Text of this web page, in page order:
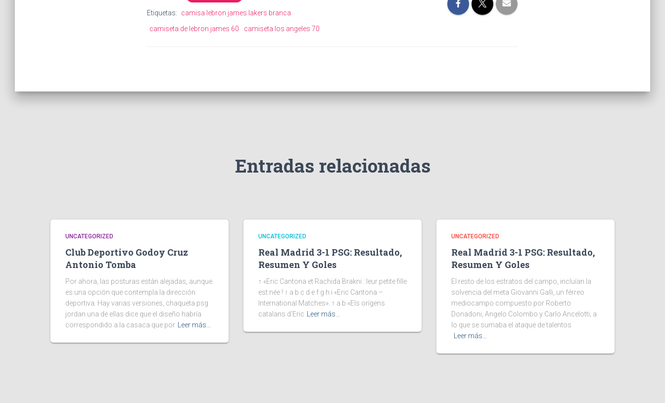
Etiquetas:
camisa lebron james lakers branca
camiseta de lebron james 60
camiseta los angeles 70
Entradas relacionadas
UNCATEGORIZED
Club Deportivo Godoy Cruz
Antonio Tomba
Por ahora, las posturas están alejadas, aunque
es una opción que contempla la dirección
deportiva. Hay varias versiones, chaqueta psg
jordan una de ellas dice que el diseño habría
correspondido a la casaca que por
Leer más…
UNCATEGORIZED
Real Madrid 3-1 PSG: Resultado,
Resumen Y Goles
↑ «Eric Cantona et Rachida Brakni : leur petite fille
est née ! ↑ a b c d e f g h i «Eric Cantona –
International Matches». ↑ a b «Els orígens
catalans d’Eric
Leer más…
UNCATEGORIZED
Real Madrid 3-1 PSG: Resultado,
Resumen Y Goles
El resto de los estratos del campo, incluían la
solvencia del meta Giovanni Galli, un férreo
mediocampo compuesto por Roberto
Donadoni, Angelo Colombo y Carlo Ancelotti; a
lo que se sumaba el ataque de talentos
Leer más…